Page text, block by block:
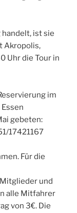
ist sie
Akropolis,
Uhr die Tour in
im
gebeten:
17421167
Für die
und
alle Mitfahrer
von 3€. Die